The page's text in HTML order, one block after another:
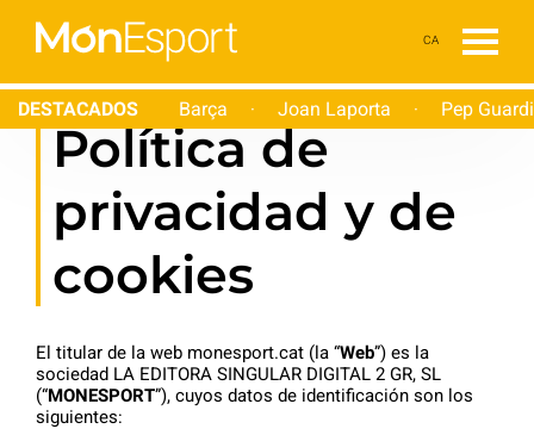
CA
DESTACADOS Barça · Joan Laporta · Pep
Política de
privacidad y de
cookies
El titular de la web monesport.cat (la “Web”) es la
sociedad LA EDITORA SINGULAR DIGITAL 2 GR, SL
(“MONESPORT”), cuyos datos de identificación son los
siguientes: